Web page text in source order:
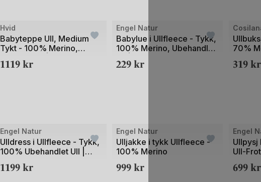
Bilde
av
Hvid
Babyteppe Ull, Medium
Tykt - 100% Merino,
Ubehandlet | Felix
1119kr
Engel Natur
Babylue i Ullfleece - Tykk,
100% Merino, Ubehandlet
Ull | Baby Bonnet
229kr
Bilde
av
70%
319kr
Engel Natur
Ulldress i Ullfleece - Tykk,
100% Ubehandlet Ull |
Hooded Overall
1199kr
Bilde
av
2
Engel Natur
Ulljakke i tykk Ullfleece -
100% Merino
999kr
Bilde
av
Engel
Ullpysj
Ull-
699kr